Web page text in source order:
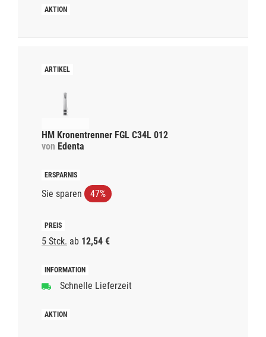
HM Kronentrenner FGL C34L 012
von Edenta
Sie sparen 47%
5 Stck. ab 12,54 €
Schnelle Lieferzeit